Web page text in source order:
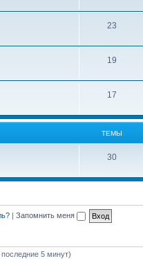
23
19
17
ТЕМЫ
30
| Запомнить меня
последние 5 минут)